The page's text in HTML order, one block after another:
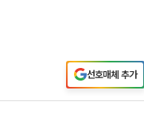
선호매체 추가